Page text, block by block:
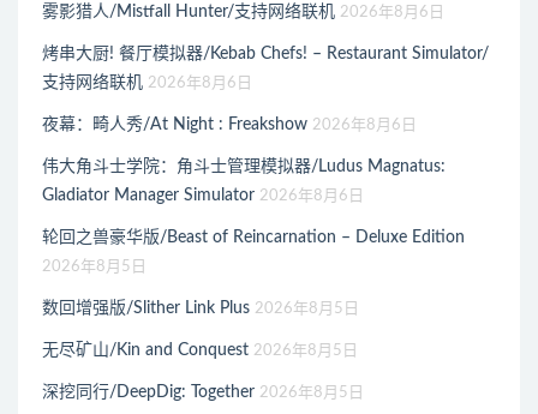
雾影猎人/Mistfall Hunter/支持网络联机 2026年8月6日
烤串大厨! 餐厅模拟器/Kebab Chefs! – Restaurant Simulator/
支持网络联机 2026年8月6日
夜幕：畸人秀/At Night : Freakshow 2026年8月6日
伟大角斗士学院：角斗士管理模拟器/Ludus Magnatus:
Gladiator Manager Simulator 2026年8月6日
轮回之兽豪华版/Beast of Reincarnation – Deluxe Edition
2026年8月5日
数回增强版/Slither Link Plus 2026年8月5日
无尽矿山/Kin and Conquest 2026年8月5日
深挖同行/DeepDig: Together 2026年8月5日